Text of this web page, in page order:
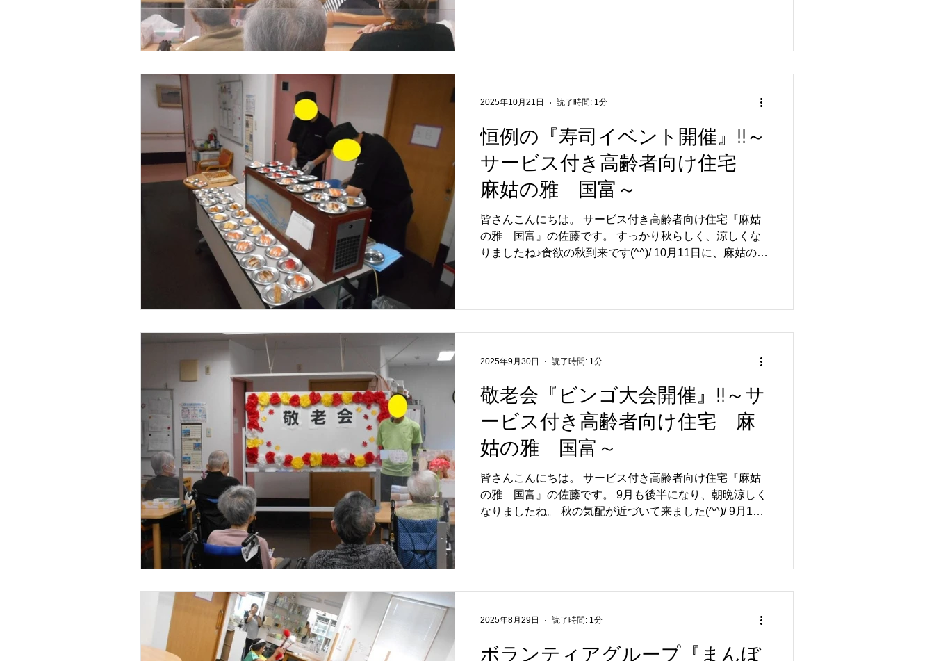
などの皆様になじみのある5曲を選曲。 皆様大きな声で歌
召し上がって頂きました。 また、11月の誕生者の方々に
は、ささやかではありますが、お祝いをさせて頂きまし
た。おめでとうございます(^_-)-☆ 来月はクリスマスイベ
ントを予定しています。 今年は一体どんなクリスマス会
になるのやら(>_<) 次回のブログでは、その時の様子をお
届け出来たらと思います。 詳しくは… サービス付き高齢
山市中区国富792-1 電話番号…086-201-3
恒例の『寿司イベント開催』!!～
サービス付き高齢者向け住宅
麻姑の雅 国富～
皆さんこんにちは。 サービス付き高齢者向け住宅『麻姑
の雅 国富』の佐藤です。 すっかり秋らしく、涼しくな
りましたね♪食欲の秋到来です(^^)/ 10月11日に、麻姑の雅
がとうございました。 10月は3名の方が誕生月でしたの
ざいます♪ 来月は歌イベントを予定しています。 おやつ
に美味しいプリンが出るとか出ないとか(>_<) 次回のブロ
グでは、その時の様子をお届け出来たらと思います。 詳
しくは… サービス付き高齢者向け住宅(特定施設入居者生
活介護)『麻姑の雅国富』 岡山市中区国富792-1 電話番
号…086-201-3335 担当…山下・佐藤
2025年10月21日 読了時間: 1分
敬老会『ビンゴ大会開催』!!～サ
ービス付き高齢者向け住宅 麻
姑の雅 国富～
皆さんこんにちは。 サービス付き高齢者向け住宅『麻姑
の雅 国富』の佐藤です。 9月も後半になり、朝晩涼しく
なりましたね。 秋の気配が近づいて来ました(^^)/ 9月17
2025年9月30日 読了時間: 1分
ボランティアグループ『まんぼ
2025年8月29日 読了時間: 1分